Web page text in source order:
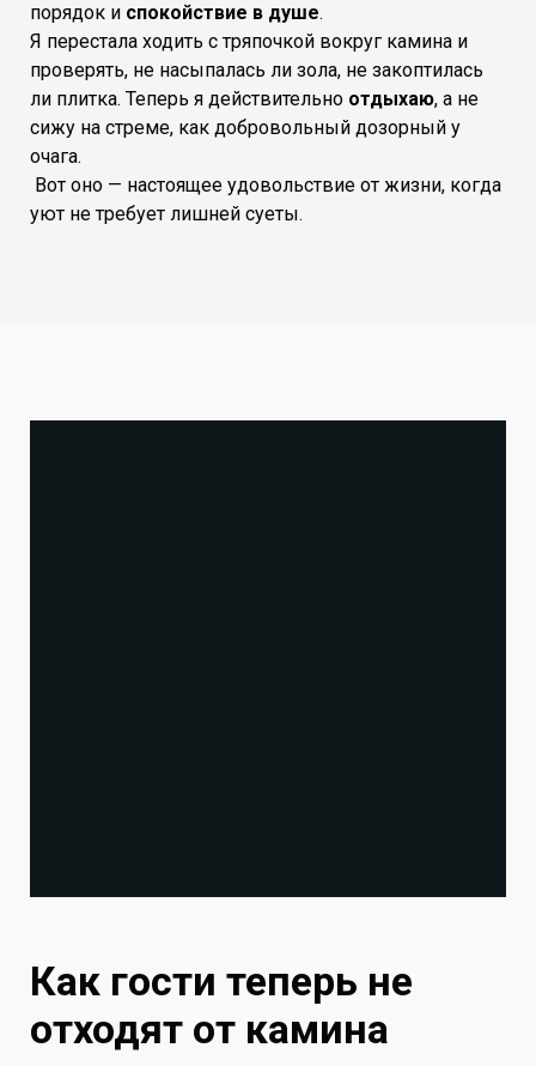
порядок и спокойствие в душе.
Я перестала ходить с тряпочкой вокруг камина и
проверять, не насыпалась ли зола, не закоптилась
ли плитка. Теперь я действительно отдыхаю, а не
сижу на стреме, как добровольный дозорный у
очага.
Вот оно — настоящее удовольствие от жизни, когда
уют не требует лишней суеты.
Как гости теперь не
отходят от камина